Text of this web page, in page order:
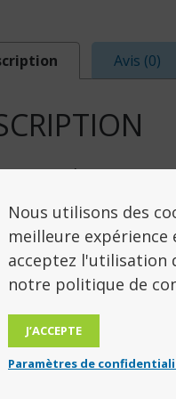
Avis (0)
accoudoirs
WC à roulettes en
le nettoyage.
hors-tout :
assise : largeur
kg.
autorisé 130
Nous utilisons des
meilleure expérience
acceptez l'utilisation
notre politique de
J’ACCEPTE
Paramètres de